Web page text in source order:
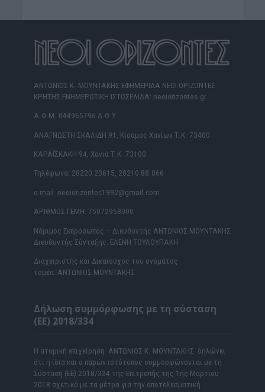
ΑΝΤΩΝΙΟΣ Κ. ΜΟΥΝΤΑΚΗΣ ΕΦΗΜΕΡΙΔΑ ΝΕΟΙ ΟΡΙΖΟΝΤΕΣ
ΚΡΗΤΗΣ ΕΝΗΜΕΡΩΤΙΚΗ ΙΣΤΟΣΕΛΙΔΑ: neoiorizontes.gr
Α.Φ.Μ. 044965796 Δ.Ο.Υ.
ΑΝΑΓΝΩΣΤΗ ΣΚΑΛΙΔΗ 91, Κίσαμος Χανίων Τ.Κ. 73400
ΚΑΡΑΪΣΚΑΚΗ 94, Χανιά Τ.Κ. 73100
Τηλέφωνα: 28220 23615, 28210 88.066
e-mail: neoiorizontes1992@gmail.com
ΑΡΙΘΜΟΣ ΓΕΜΗ: 75072958000
Νόμιμος Εκπρόσωπος – Διευθυντής ΑΝΤΩΝΙΟΣ ΜΟΥΝΤΑΚΗΣ
Διευθυντής Σύνταξης: ΕΛΕΝΗ ΤΟΥΛΟΥΠΑΚΗ
Διαχειριστής και Δικαιούχος του ονόματος
τομέα: ΑΝΤΩΝΙΟΣ ΜΟΥΝΤΑΚΗΣ
Δήλωση συμμόρφωσης με τη σύσταση
(ΕΕ) 2018/334
Η ατομική επιχείρηση ΑΝΤΩΝΙΟΣ Κ. ΜΟΥΝΤΑΚΗΣ δηλώνει
ότι η ίδια και ο παρών ιστότοπος συμμορφώνονται με τη
Σύσταση (ΕΕ) 2018/334 της Επιτροπής της 1ης Μαρτίου
2018 σχετικά με τα μέτρα για την αποτελεσματική